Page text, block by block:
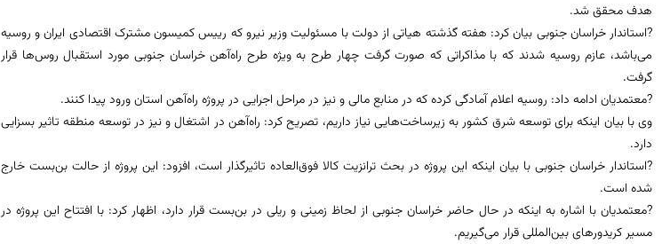
هدف محقق شد.
?استاندار خراسان جنوبی بیان کرد: هفته گذشته هیاتی از دولت با مسئولیت وزیر نیرو که رییس کمیسون مشترک اقتصادی ایران و روسیه
می‌باشد، عازم روسیه شدند که با مذاکراتی که صورت گرفت چهار طرح به ویژه طرح راه‌آهن خراسان جنوبی مورد استقبال روس‌ها قرار
گرفت.
?معتمدیان ادامه داد: روسیه اعلام آمادگی کرده که در منابع مالی و نیز در مراحل اجرایی در پروژه راه‌آهن استان ورود پیدا کنند.
وی با بیان اینکه برای توسعه شرق کشور به زیرساخت‌هایی نیاز داریم، تصریح کرد: راه‌آهن در اشتغال و نیز در توسعه منطقه تاثیر بسزایی
دارد.
?استاندار خراسان جنوبی با بیان اینکه این پروژه در بحث ترانزیت کالا فوق‌العاده تاثیرگذار است، افزود: این پروژه از حالت بن‌بست خارج
شده است.
?معتمدیان با اشاره به اینکه در حال حاضر خراسان جنوبی از لحاظ زمینی و ریلی در بن‌بست قرار دارد، اظهار کرد: با افتتاح این پروژه در
مسیر کریدورهای بین‌المللی قرار می‌گیریم.